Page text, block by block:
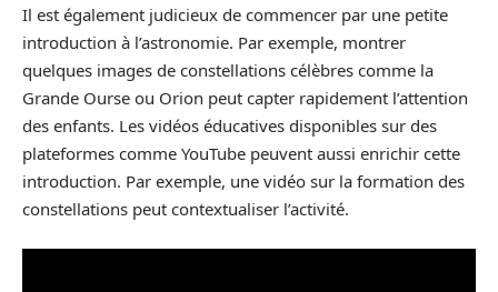
Il est également judicieux de commencer par une petite
introduction à l’astronomie. Par exemple, montrer
quelques images de constellations célèbres comme la
Grande Ourse ou Orion peut capter rapidement l’attention
des enfants. Les vidéos éducatives disponibles sur des
plateformes comme YouTube peuvent aussi enrichir cette
introduction. Par exemple, une vidéo sur la formation des
constellations peut contextualiser l’activité.